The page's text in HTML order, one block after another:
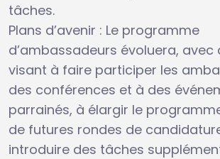
tâches.
Plans d’avenir : Le programme
d’ambassadeurs évoluera, avec
visant à faire participer les
des conférences et à des
parrainés, à élargir le
de futures rondes de
introduire des tâches